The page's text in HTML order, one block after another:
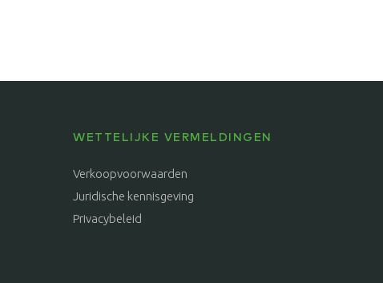
WETTELIJKE VERMELDINGEN
Verkoopvoorwaarden
Juridische kennisgeving
Privacybeleid